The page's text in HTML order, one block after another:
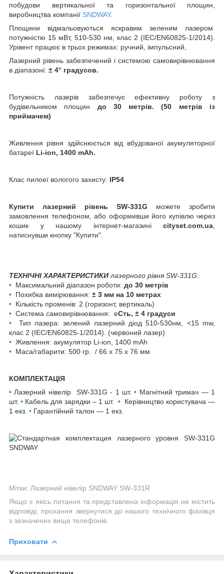
побудови вертикальної та горизонтальної площин,
виробництва компанії SNDWAY.
Площини відмальовуються яскравим зеленим лазером
потужністю 15 мВт, 510-530 нм, клас 2 (IEC/EN60825-1/2014)
Урівент працює в трьох режимах: ручний, імпульсний,
Лазерний рівень забезпечений і системою самовирівнювання
в діапазоні: ± 4° градусов.
Потужність лазерів забезпечує ефективну роботу з
будівельником площин до 30 метрів. (50 метрів із
приймачем)
Живлення рівня здійснюється від вбудованої акумуляторної
батареї Li-ion, 1400 mAh.
Клас пилоеї вологого захисту: IP54
Купити лазерний рівень SW-331G можете зробити
замовлення телефоном, або оформивши його купівлю через
кошик у нашому інтернет-магазині cityset.com.ua
натиснувши кнопку "Купити".
ТЕХНІЧНІ ХАРАКТЕРИСТИКИлазерного рівня SW-331G:
• Максимальний діапазон роботи: до 30 метрів
• Похибка вимірювання: ± 3 мм на 10 метрах
• Кількість променів: 2 (горизонт, вертикаль)
• Система самовирівнювання: еСть, ± 4 градуси
•
Тип лазера: зелений лазерний діод510-530нм , <15 mw,
клас 2 (IEC/EN60825-1/2014)
(червоний лазер)
• Живлення: акумулятор Li-ion, 1400 mAh
• Маса/габарити: 500 гр. / 66 х 75 х 76 мм
КОМПЛЕКТАЦІЯ
• Лазерний нівелір SW-331G - 1 шт.• Магнітний тримач — 1
шт. • Кабель для зарядки – 1 шт. • Керівництво користувача —
1 екз. • Гарантійний талон — 1 екз.
Мітки: Лазерний нівелір SNDWAY SW-331R
Якщо є якісь питання та представлена інформація не містить
відповіді, прохання звернутися до нашого технічного фахівця
з зазначених вище телефонів.
Приховати